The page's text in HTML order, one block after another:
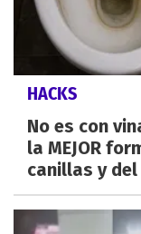
HACKS
No es con
la MEJOR
canillas y